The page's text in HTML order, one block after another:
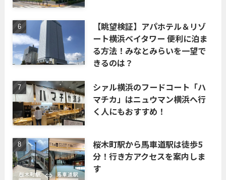
【眺望検証】アパホテル＆リゾ
ート横浜ベイタワー 便利に泊ま
る方法！みなとみらいを一望で
きるのは？
シァル横浜のフードコート「ハ
マチカ」はニュウマン横浜へ行
く人にもおすすめ！
桜木町駅から馬車道駅は徒歩5
分！行き方アクセスを案内しま
す